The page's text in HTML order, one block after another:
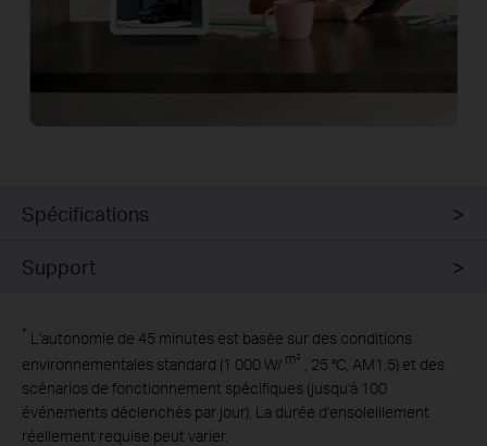
Spécifications
Support
* L'autonomie de 45 minutes est basée sur des conditions
environnementales standard (1 000 W/ m²
, 25 °C, AM1,5) et des
scénarios de fonctionnement spécifiques (jusqu'à 100
événements déclenchés par jour). La durée d'ensoleillement
réellement requise peut varier.